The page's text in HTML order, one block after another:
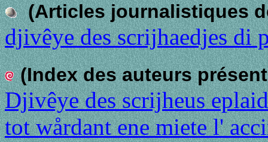
(Articles journalistiques
djivêye des scrijhaedjes di
(Index des auteurs
Djivêye des scrijheus
tot wårdant ene miete l'